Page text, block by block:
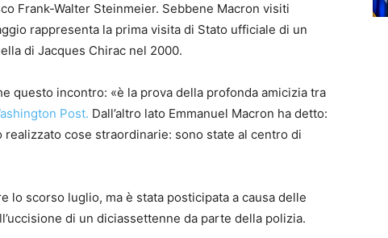
Frank-Walter Steinmeier. Sebbene Macron visiti
rappresenta la prima visita di Stato ufficiale di un
di Jacques Chirac nel 2000.
questo incontro: «è la prova della profonda amicizia tra
Post. Dall’altro lato Emmanuel Macron ha detto:
realizzato cose straordinarie: sono state al centro di
lo scorso luglio, ma è stata posticipata a causa delle
di un diciassettenne da parte della polizia.